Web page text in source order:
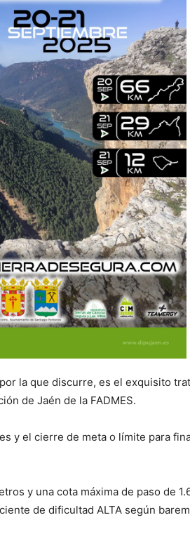
la que discurre, es el exquisito
de Jaén de la FADMES.
y el cierre de meta o límite para
y una cota máxima de paso de
de dificultad ALTA según